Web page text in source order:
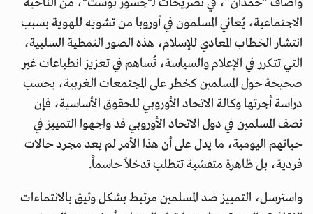
وأضاف “حمدان”، في تصريحات لـ"جسور بوست"، من الناحية
الاجتماعية، يُعاني المسلمون في أوروبا من تشويه للهوية بسبب
انتشار الخطاب المعادي للإسلام، هذه الصور النمطية السلبية،
التي تتكرر في الإعلام والسياسة، تُساهم في تعزيز انطباعات غير
صحيحة حول المسلمين كخطر على المجتمعات الغربية، بحسب
دراسة أجرتها وكالة الاتحاد الأوروبي للحقوق الأساسية، فإن
نصف المسلمين في دول الاتحاد الأوروبي قد واجهوا التمييز في
حياتهم اليومية، ما يدل على أن هذا الأمر لم يعد مجرد حالات
فردية، بل ظاهرة متفشية تتطلب تدخلاً حاسماً.
واسترسل، التمييز ضد المسلمين مرتبط بشكل وثيق بالانتماءات